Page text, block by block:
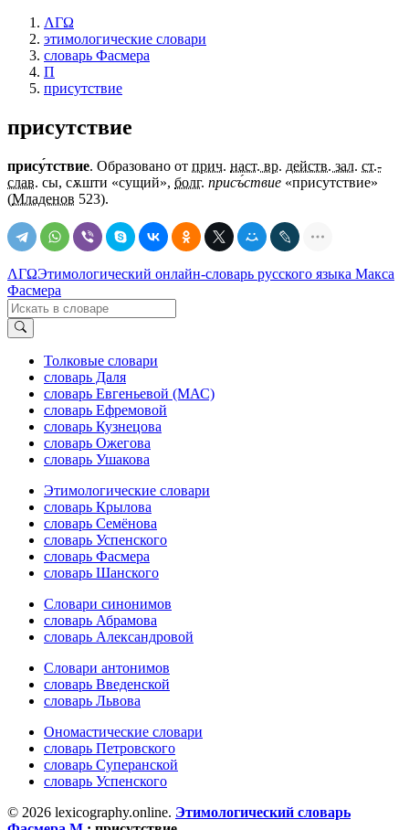
ΛΓΩ
этимологические словари
словарь Фасмера
П
присутствие
присутствие
прису́тствие. Образовано от прич. наст. вр. действ. зал. ст.-
слав. сы, сѫшти «сущий», болг. присъ́ствие «присутствие»
(Младенов 523).
ΛΓΩЭтимологический онлайн-словарь русского языка Макса
Фасмера
Толковые словари
словарь Даля
словарь Евгеньевой (МАС)
словарь Ефремовой
словарь Кузнецова
словарь Ожегова
словарь Ушакова
Этимологические словари
словарь Крылова
словарь Семёнова
словарь Успенского
словарь Фасмера
словарь Шанского
Словари синонимов
словарь Абрамова
словарь Александровой
Словари антонимов
словарь Введенской
словарь Львова
Ономастические словари
словарь Петровского
словарь Суперанской
словарь Успенского
© 2026 lexicography.online. Этимологический словарь